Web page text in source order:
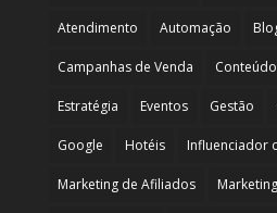
Atendimento Automação
Campanhas de Venda Conteúdo
Estratégia Eventos Gestão
Google Hotéis Influenciador
Marketing de Afiliados